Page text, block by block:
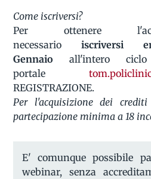
Come iscriversi?
Per ottenere
necessarioiscriversi
Gennaio all'intero
portale
REGISTRAZIONE.
Per l'acquisizione dei
partecipazione minima a 18
E' comunque possibile
webinar, senza